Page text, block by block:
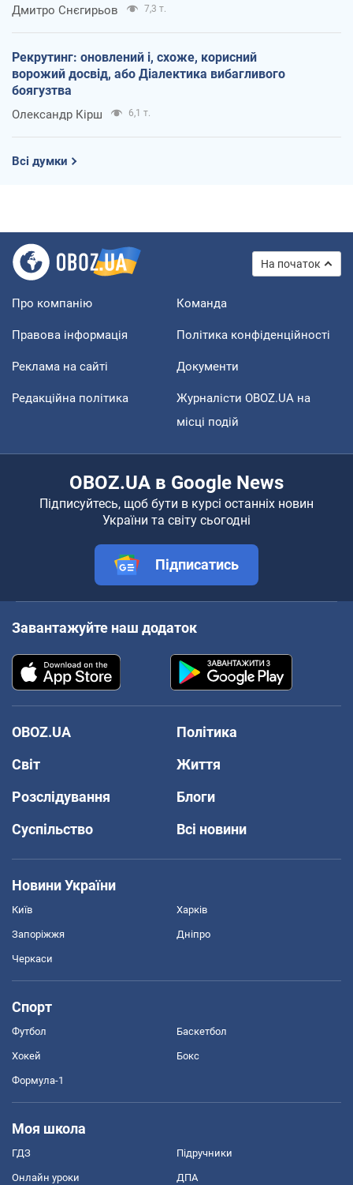
Дмитро Снєгирьов 7,3 т.
Рекрутинг: оновлений і, схоже, корисний
ворожий досвід, або Діалектика вибагливого
боягузтва
Олександр Кірш 6,1 т.
Всі думки
На початок
Про компанію Команда
Правова інформація Політика конфіденційності
Реклама на сайті Документи
Редакційна політика
Журналісти OBOZ.UA на
місці подій
OBOZ.UA в Google News
Підписуйтесь, щоб бути в курсі останніх новин
України та світу сьогодні
Підписатись
Завантажуйте наш додаток
OBOZ.UA
Політика
Світ
Життя
Розслідування
Блоги
Суспільство
Всі новини
Новини України
Київ Харків
Запоріжжя Дніпро
Черкаси
Спорт
Футбол Баскетбол
Хокей Бокс
Формула-1
Моя школа
ГДЗ Підручники
Онлайн уроки ДПА